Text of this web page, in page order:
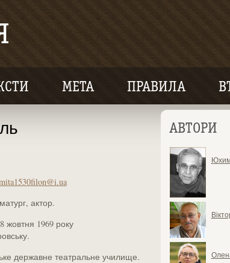
МЕТА ПРАВИЛА
АВТОРИ
Юхим
актор.
жовтня 1969 року
державне театральне училище.